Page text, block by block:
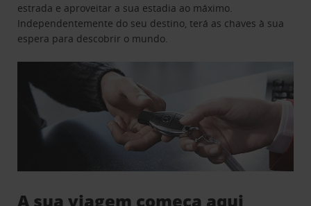
estrada e aproveitar a sua estadia ao máximo.
Independentemente do seu destino, terá as chaves à sua
espera para descobrir o mundo.
A sua viagem começa aqui